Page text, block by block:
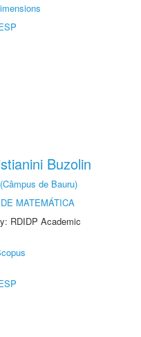
Buzolin
de Bauru)
MATEMÁTICA
RDIDP Academic